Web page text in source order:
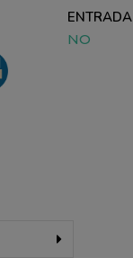
ENTRADA
NO